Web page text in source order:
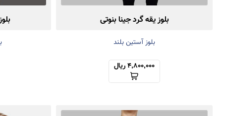
بلوز یقه گرد جینا بنوتی
بلوز آستین بلند
4,800,000 ریال